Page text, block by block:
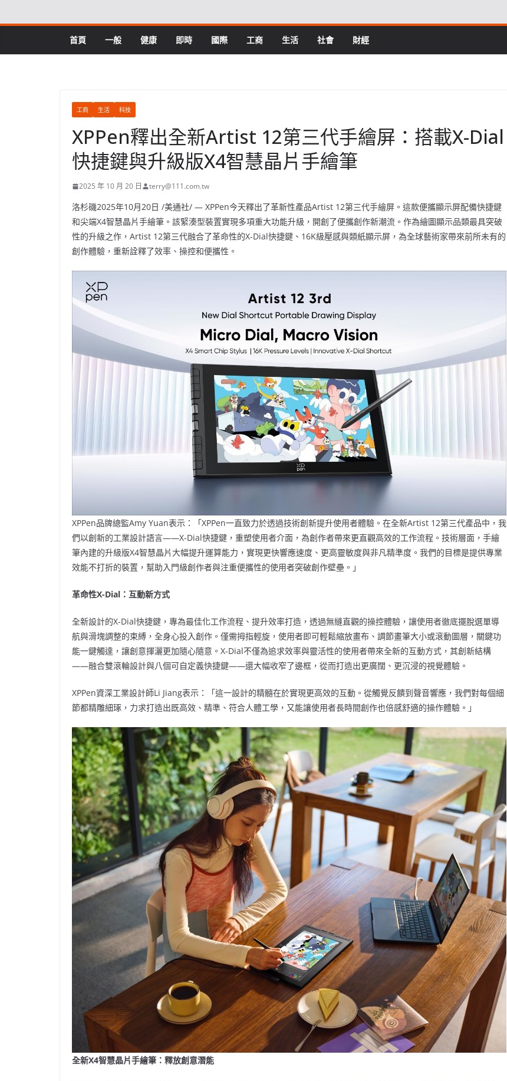
to
首頁 一般 健康 即時 國際 工商 生活 社會 財經
工商 生活 科技
XPPen釋出全新Artist 12第三代手繪屏：搭載X-Dial
快捷鍵與升級版X4智慧晶片手繪筆
2025 年 10 月 20 日 terry@111.com.tw
洛杉磯2025年10月20日 /美通社/ — XPPen今天釋出了革新性產品Artist 12第三代手繪屏。這款便攜顯示屏配備快捷鍵
和尖端X4智慧晶片手繪筆。該緊湊型裝置實現多項重大功能升級，開創了便攜創作新潮流。作為繪圖顯示品類最具突破
性的升級之作，Artist 12第三代融合了革命性的X-Dial快捷鍵、16K級壓感與類紙顯示屏，為全球藝術家帶來前所未有的
創作體驗，重新詮釋了效率、操控和便攜性。
XPPen品牌總監Amy Yuan表示：「XPPen一直致力於透過技術創新提升使用者體驗。在全新Artist 12第三代產品中，我
們以創新的工業設計語言——X-Dial快捷鍵，重塑使用者介面，為創作者帶來更直觀高效的工作流程。技術層面，手繪
筆內建的升級版X4智慧晶片大幅提升運算能力，實現更快響應速度、更高靈敏度與非凡精準度。我們的目標是提供專業
效能不打折的裝置，幫助入門級創作者與注重便攜性的使用者突破創作壁壘。」
革命性X-Dial：互動新方式
全新設計的X-Dial快捷鍵，專為最佳化工作流程、提升效率打造，透過無縫直觀的操控體驗，讓使用者徹底擺脫選單導
航與滑塊調整的束縛，全身心投入創作。僅需拇指輕旋，使用者即可輕鬆縮放畫布、調節畫筆大小或滾動圖層，關鍵功
能一鍵觸達，讓創意揮灑更加隨心隨意。X-Dial不僅為追求效率與靈活性的使用者帶來全新的互動方式，其創新結構
——融合雙滾輪設計與八個可自定義快捷鍵——還大幅收窄了邊框，從而打造出更廣闊、更沉浸的視覺體驗。
XPPen資深工業設計師Li Jiang表示：「這一設計的精髓在於實現更高效的互動。從觸覺反饋到聲音響應，我們對每個細
節都精雕細琢，力求打造出既高效、精準、符合人體工學，又能讓使用者長時間創作也倍感舒適的操作體驗。」
全新X4智慧晶片手繪筆：釋放創意潛能